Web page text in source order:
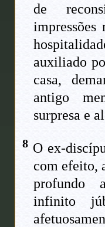
de
impressões
auxiliado
casa,
antigo
surpresa e
8 O ex-
com efeito,
profundo
infinito